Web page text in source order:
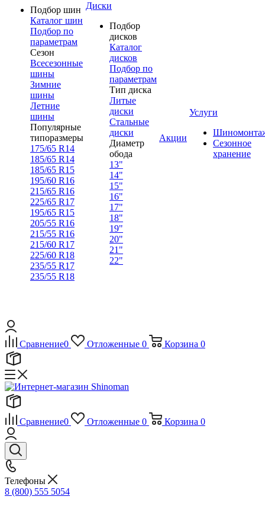
Подбор шин
Каталог шин
Подбор по
параметрам
Сезон
Всесезонные
шины
Зимние
шины
Летние
шины
Популярные
типоразмеры
175/65 R14
185/65 R14
185/65 R15
195/60 R16
215/65 R16
225/65 R17
195/65 R15
205/55 R16
215/55 R16
215/60 R17
225/60 R18
235/55 R17
235/55 R18
Диски
Подбор
дисков
Каталог
дисков
Подбор по
параметрам
Тип диска
Литые
диски
Стальные
диски
Диаметр
обода
13"
14"
15"
16"
17"
18"
19"
20"
21"
22"
Акции
Услуги
Сезонное
хранение
Сравнение0 Отложенные 0 Корзина 0
Сравнение0 Отложенные 0 Корзина 0
Телефоны
8 (800) 555 5054